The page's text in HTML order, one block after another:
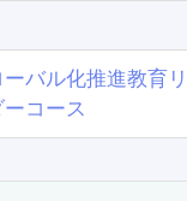
ーバル化推進教育リ
ーコース